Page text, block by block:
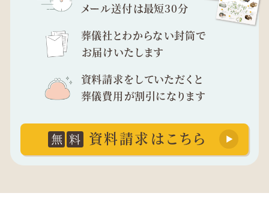
メール送付は最短30分
葬儀社とわからない封筒で
お届けいたします
資料請求をしていただくと
葬儀費用が割引になります
無 料 資料請求はこちら